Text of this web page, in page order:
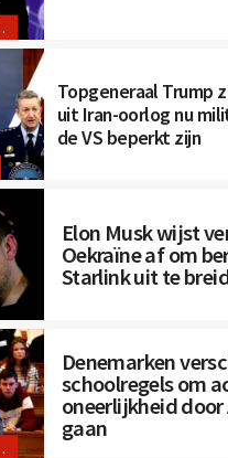
Topgeneraal Trump
uit Iran-oorlog nu
de VS beperkt zijn
Elon Musk wijst
Oekraïne af om
Starlink uit te
Denemarken
schoolregels om
oneerlijkheid door
gaan